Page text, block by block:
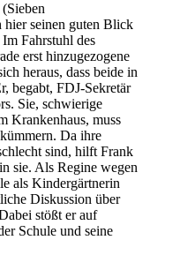
hier seinen guten Blick
Fahrstuhl des
erst hinzugezogene
heraus, dass beide in
begabt, FDJ-Sekretär
Sie, schwierige
Krankenhaus, muss
Da ihre
sind, hilft Frank
sie. Als Regine wegen
als Kindergärtnerin
Diskussion über
stößt er auf
Schule und seine